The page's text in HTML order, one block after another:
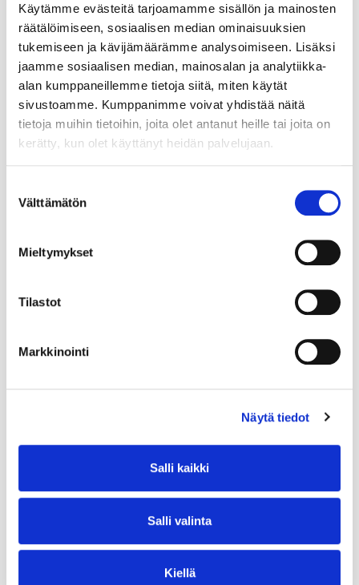
Käytämme evästeitä tarjoamamme sisällön ja mainosten
räätälöimiseen, sosiaalisen median ominaisuuksien
tukemiseen ja kävijämäärämme analysoimiseen. Lisäksi
jaamme sosiaalisen median, mainosalan ja analytiikka-
alan kumppaneillemme tietoja siitä, miten käytät
sivustoamme. Kumppanimme voivat yhdistää näitä
tietoja muihin tietoihin, joita olet antanut heille tai joita on
kerätty, kun olet käyttänyt heidän palvelujaan.
valinta
Välttämätön
Mieltymykset
Tilastot
Markkinointi
Näytä tiedot
Salli kaikki
Salli valinta
Kiellä